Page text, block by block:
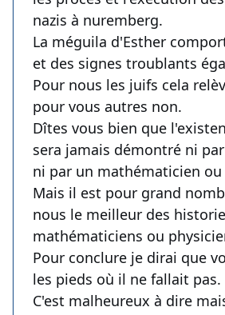
nazis à nuremberg.
La méguila d'Esther
et des signes troublants
Pour nous les juifs cela
pour vous autres non.
Dîtes vous bien que
sera jamais démontré ni
ni par un mathématicien
Mais il est pour grand
nous le meilleur des
mathématiciens ou
Pour conclure je dirai que
les pieds où il ne fallait pas.
C'est malheureux à dire